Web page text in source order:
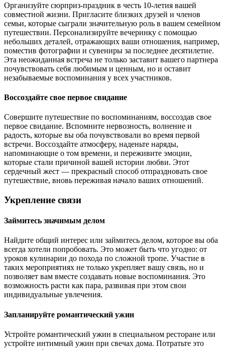
Организуйте сюрприз-праздник в честь 10-летия вашей
совместной жизни. Пригласите близких друзей и членов
семьи, которые сыграли значительную роль в вашем семейном
путешествии. Персонализируйте вечеринку с помощью
небольших деталей, отражающих ваши отношения, например,
поместив фотографии и сувениры за последнее десятилетие.
Эта неожиданная встреча не только заставит вашего партнера
почувствовать себя любимым и ценным, но и оставит
незабываемые воспоминания у всех участников.
Воссоздайте свое первое свидание
Совершите путешествие по воспоминаниям, воссоздав свое
первое свидание. Вспомните нервозность, волнение и
радость, которые вы оба почувствовали во время первой
встречи. Воссоздайте атмосферу, наденьте наряды,
напоминающие о том времени, и переживите эмоции,
которые стали причиной вашей истории любви. Этот
сердечный жест — прекрасный способ отпраздновать свое
путешествие, вновь переживая начало ваших отношений.
Укрепление связи
Займитесь значимым делом
Найдите общий интерес или займитесь делом, которое вы оба
всегда хотели попробовать. Это может быть что угодно: от
уроков кулинарии до похода по сложной тропе. Участие в
таких мероприятиях не только укрепляет вашу связь, но и
позволяет вам вместе создавать новые воспоминания. Это
возможность расти как пара, развивая при этом свои
индивидуальные увлечения.
Запланируйте романтический ужин
Устройте романтический ужин в специальном ресторане или
устройте интимный ужин при свечах дома. Потратьте это